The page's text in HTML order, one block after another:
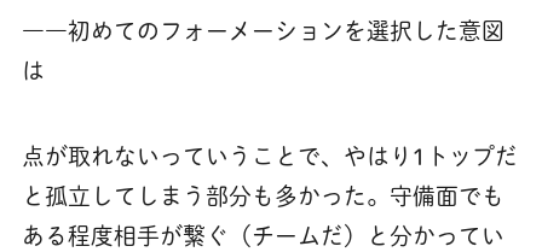
――初めてのフォーメーションを選択した意図
は
点が取れないっていうことで、やはり1トップだ
と孤立してしまう部分も多かった。守備面でも
ある程度相手が繋ぐ（チームだ）と分かってい